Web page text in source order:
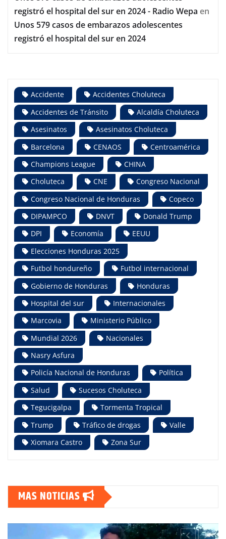
registró el hospital del sur en 2024 - Radio Wepa en
Unos 579 casos de embarazos adolescentes
registró el hospital del sur en 2024
Accidente
Accidentes Choluteca
Accidentes de Tránsito
Alcaldía Choluteca
Asesinatos
Asesinatos Choluteca
Barcelona
CENAOS
Centroamérica
Champions League
CHINA
Choluteca
CNE
Congreso Nacional
Congreso Nacional de Honduras
Copeco
DIPAMPCO
DNVT
Donald Trump
DPI
Economía
EEUU
Elecciones Honduras 2025
Futbol hondureño
Futbol internacional
Gobierno de Honduras
Honduras
Hospital del sur
Internacionales
Marcovia
Ministerio Público
Mundial 2026
Nacionales
Nasry Asfura
Policía Nacional de Honduras
Política
Salud
Sucesos Choluteca
Tegucigalpa
Tormenta Tropical
Trump
Tráfico de drogas
Valle
Xiomara Castro
Zona Sur
MAS NOTICIAS